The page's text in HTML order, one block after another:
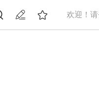
欢迎！